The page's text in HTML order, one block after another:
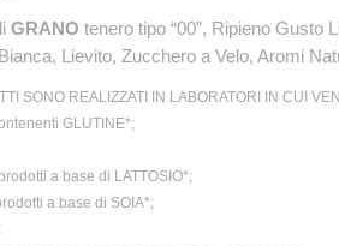
GRANO tenero tipo “00”, Ripieno Gusto
Lievito, Zucchero a Velo, Aromi
SONO REALIZZATI IN LABORATORI IN CUI
GLUTINE*;
a base di LATTOSIO*;
a base di SOIA*;